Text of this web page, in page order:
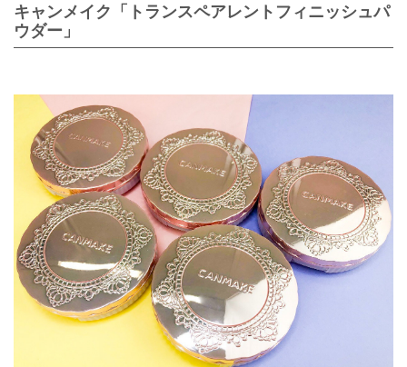
キャンメイク「トランスペアレントフィニッシュパ
ウダー」